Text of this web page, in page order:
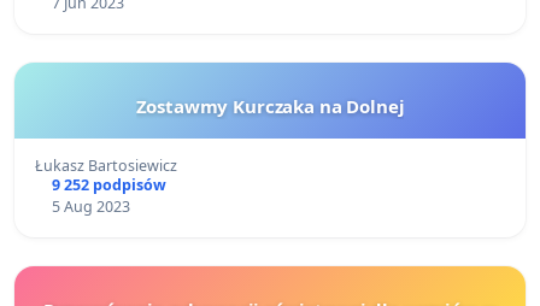
Zostawmy Kurczaka na Dolnej
Łukasz Bartosiewicz
9 252 podpisów
5 Aug 2023